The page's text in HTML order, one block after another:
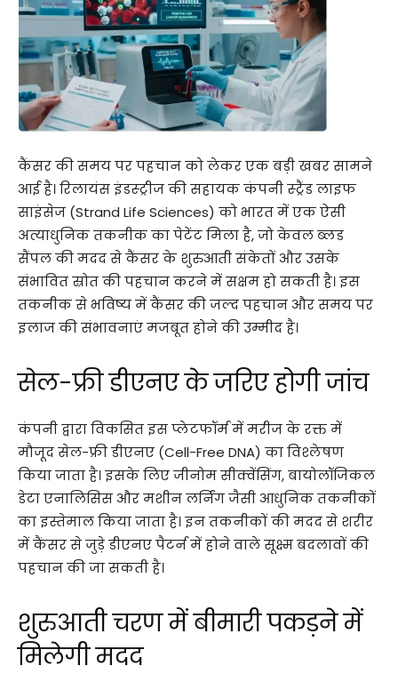
कैंसर की समय पर पहचान को लेकर एक बड़ी खबर सामने
आई है। रिलायंस इंडस्ट्रीज की सहायक कंपनी स्ट्रैंड लाइफ
साइंसेज (Strand Life Sciences) को भारत में एक ऐसी
अत्याधुनिक तकनीक का पेटेंट मिला है, जो केवल ब्लड
सैंपल की मदद से कैंसर के शुरुआती संकेतों और उसके
संभावित स्रोत की पहचान करने में सक्षम हो सकती है। इस
तकनीक से भविष्य में कैंसर की जल्द पहचान और समय पर
इलाज की संभावनाएं मजबूत होने की उम्मीद है।
सेल-फ्री डीएनए के जरिए होगी जांच
कंपनी द्वारा विकसित इस प्लेटफॉर्म में मरीज के रक्त में
मौजूद सेल-फ्री डीएनए (Cell-Free DNA) का विश्लेषण
किया जाता है। इसके लिए जीनोम सीक्वेंसिंग, बायोलॉजिकल
डेटा एनालिसिस और मशीन लर्निंग जैसी आधुनिक तकनीकों
का इस्तेमाल किया जाता है। इन तकनीकों की मदद से शरीर
में कैंसर से जुड़े डीएनए पैटर्न में होने वाले सूक्ष्म बदलावों की
पहचान की जा सकती है।
शुरुआती चरण में बीमारी पकड़ने में
मिलेगी मदद